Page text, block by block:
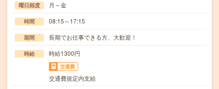
曜日頻度 月～金
時間 08:15～17:15
期間 長期でお仕事できる方、大歓迎！
時給 時給1300円
交通費
交通費規定内支給